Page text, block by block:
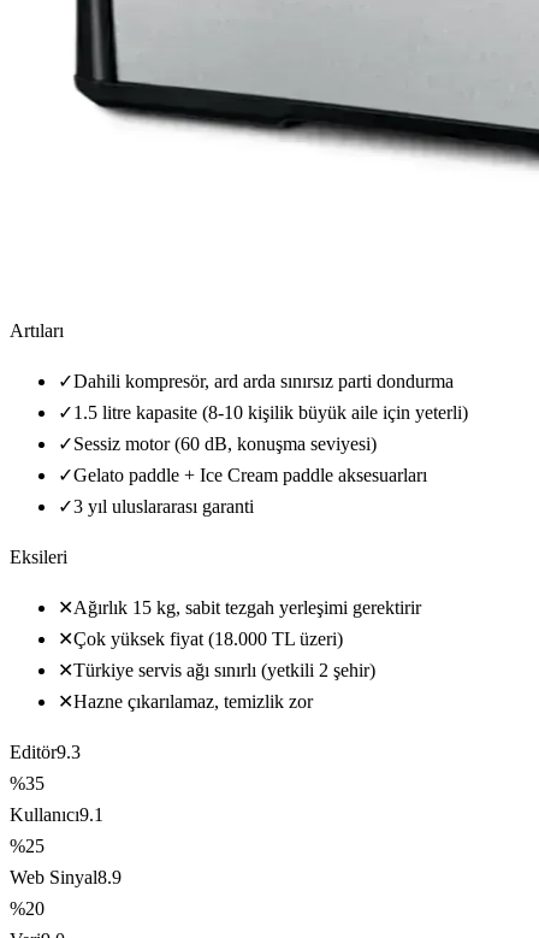
Artıları
✓Dahili kompresör, ard arda sınırsız parti dondurma
✓1.5 litre kapasite (8-10 kişilik büyük aile için yeterli)
✓Sessiz motor (60 dB, konuşma seviyesi)
✓Gelato paddle + Ice Cream paddle aksesuarları
✓3 yıl uluslararası garanti
Eksileri
✕Ağırlık 15 kg, sabit tezgah yerleşimi gerektirir
✕Çok yüksek fiyat (18.000 TL üzeri)
✕Türkiye servis ağı sınırlı (yetkili 2 şehir)
✕Hazne çıkarılamaz, temizlik zor
Editör9.3
%35
Kullanıcı9.1
%25
Web Sinyal8.9
%20